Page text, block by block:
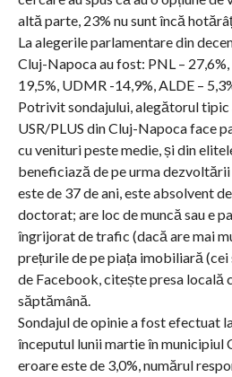
altă parte, 23% nu sunt încă
La alegerile parlamentare din
Cluj-Napoca au fost: PNL – 27,6%,
19,5%, UDMR -14,9%, ALDE –
Potrivit sondajului, alegătorul tipic
USR/PLUS din Cluj-Napoca face
cu venituri peste medie, și din
beneficiază de pe urma
este de 37 de ani, este absolvent
doctorat; are loc de muncă sau e
îngrijorat de trafic (dacă are mai
prețurile de pe piața imobiliară (cei
de Facebook, citește presa locală
săptămână.
Sondajul de opinie a fost efectuat
începutul lunii martie în municipiul
eroare este de 3,0%, numărul